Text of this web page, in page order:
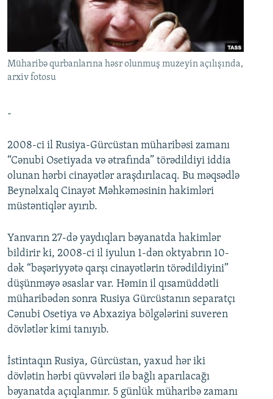
İNFOQRAFIKA
KARIKATURA
AZƏRBAYCAN ƏDƏBIYYATI KITABXANASI
İSLAM VƏ DEMOKRATIYA
MISSIYAMIZ
PEŞƏ ETIKASI VƏ JURNALISTIKA STANDARTLARIMIZ
AZADLIQRADIOSU MOBIL TELEFONUNUZDA
RFE/RL-in bütün saytları
Müharibə qurbanlarına həsr olunmuş muzeyin açılışında,
arxiv fotosu
-
2008-ci il Rusiya-Gürcüstan müharibəsi zamanı
“Cənubi Osetiyada və ətrafında” törədildiyi iddia
olunan hərbi cinayətlər araşdırılacaq. Bu məqsədlə
Beynəlxalq Cinayət Məhkəməsinin hakimləri
müstəntiqlər ayırıb.
Yanvarın 27-də yaydıqları bəyanatda hakimlər
bildirir ki, 2008-ci il iyulun 1-dən oktyabrın 10-
dək “bəşəriyyətə qarşı cinayətlərin törədildiyini”
düşünməyə əsaslar var. Həmin il qısamüddətli
müharibədən sonra Rusiya Gürcüstanın separatçı
Cənubi Osetiya və Abxaziya bölgələrini suveren
dövlətlər kimi tanıyıb.
İstintaqın Rusiya, Gürcüstan, yaxud hər iki
dövlətin hərbi qüvvələri ilə bağlı aparılacağı
bəyanatda açıqlanmır. 5 günlük müharibə zamanı